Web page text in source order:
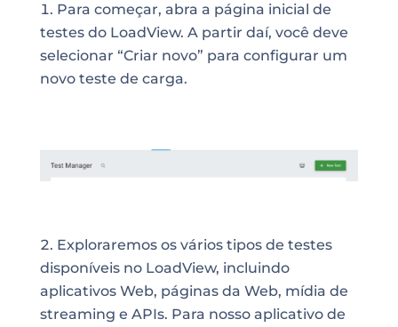
Para começar, abra a página inicial de
testes do LoadView. A partir daí, você deve
selecionar “Criar novo” para configurar um
novo teste de carga.
Exploraremos os vários tipos de testes
disponíveis no LoadView, incluindo
aplicativos Web, páginas da Web, mídia de
streaming e APIs. Para nosso aplicativo de